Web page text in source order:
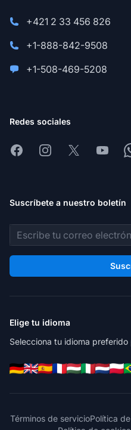
+421 2 33 456 826
+1-888-842-9508
+1-508-469-5208
Redes sociales
FacebookInstagram
X Youtube
Suscríbete a nuestro boletín
Dirección de correo
Elige tu idioma
Selecciona tu idioma
Términos de servicioPolítica